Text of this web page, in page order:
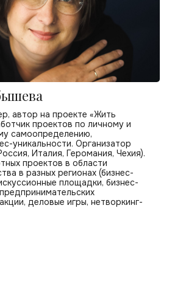
автор на проекте «Жить
проектов по личному и
самоопределению,
уникальности. Организатор
Италия, Геромания, Чехия).
проектов в области
в разных регионах (бизнес-
площадки, бизнес-
деловые игры, нетворкинг-